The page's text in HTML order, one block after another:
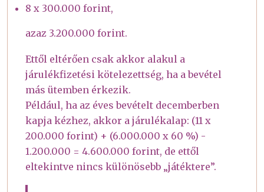
8 x 300.000 forint,
azaz 3.200.000 forint.
Ettől eltérően csak akkor alakul a
járulékfizetési kötelezettség, ha a bevétel
más ütemben érkezik.
Például, ha az éves bevételt decemberben
kapja kézhez, akkor a járulékalap: (11 x
200.000 forint) + (6.000.000 x 60 %) -
1.200.000 = 4.600.000 forint, de ettől
eltekintve nincs különösebb „játéktere”.